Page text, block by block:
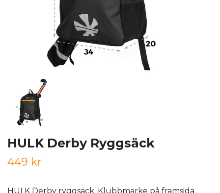
HULK Derby Ryggsäck
449 kr
HULK Derby ryggsäck. Klubbmärke på framsida.